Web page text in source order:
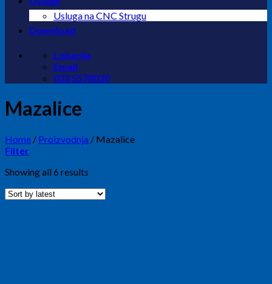
Usluga na CNC Strugu
Download
Lokacija
Email
032 5578020
Mazalice
Home / Proizvodnja / Mazalice
Filter
Showing all 6 results